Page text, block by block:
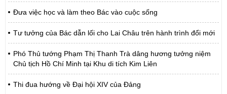
Đưa việc học và làm theo Bác vào cuộc sống
Tư tưởng của Bác dẫn lối cho Lai Châu trên hành trình đổi mới
Phó Thủ tướng Phạm Thị Thanh Trà dâng hương tưởng niệm
Chủ tịch Hồ Chí Minh tại Khu di tích Kim Liên
Thi đua hướng về Đại hội XIV của Đảng